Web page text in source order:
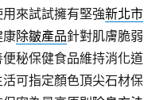
來試試擁有堅強新北市
康除皺產品針對肌膚脆弱
便秘保健食品維持消化道
可指定顏色頂尖石材保